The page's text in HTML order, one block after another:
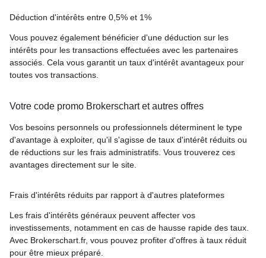
Déduction d'intérêts entre 0,5% et 1%
Vous pouvez également bénéficier d'une déduction sur les
intérêts pour les transactions effectuées avec les partenaires
associés. Cela vous garantit un taux d'intérêt avantageux pour
toutes vos transactions.
Votre code promo Brokerschart et autres offres
Vos besoins personnels ou professionnels déterminent le type
d'avantage à exploiter, qu'il s'agisse de taux d'intérêt réduits ou
de réductions sur les frais administratifs. Vous trouverez ces
avantages directement sur le site.
Frais d'intérêts réduits par rapport à d'autres plateformes
Les frais d'intérêts généraux peuvent affecter vos
investissements, notamment en cas de hausse rapide des taux.
Avec Brokerschart.fr, vous pouvez profiter d'offres à taux réduit
pour être mieux préparé.